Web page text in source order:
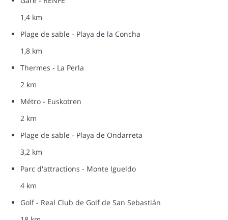
1,4 km
Plage de sable - Playa de la Concha
1,8 km
Thermes - La Perla
2 km
Métro - Euskotren
2 km
Plage de sable - Playa de Ondarreta
3,2 km
Parc d'attractions - Monte Igueldo
4 km
Golf - Real Club de Golf de San Sebastián